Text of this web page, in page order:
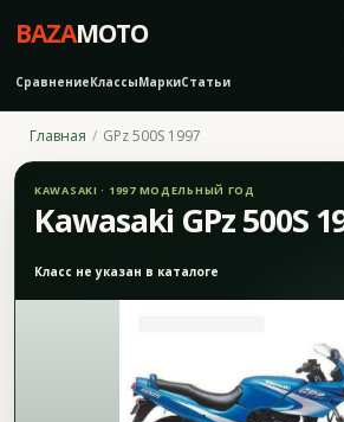
BAZAMOTO
СравнениеКлассыМаркиСтатьи
Главная GPz 500S 1997
KAWASAKI · 1997 МОДЕЛЬНЫЙ ГОД
Kawasaki GPz 500S
Класс не указан в каталоге